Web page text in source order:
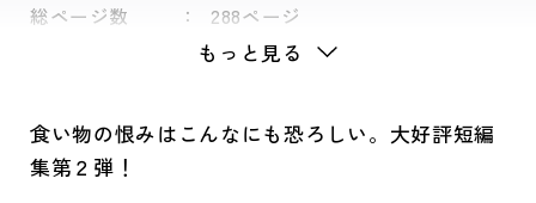
総ページ数 288ページ
もっと見る
食い物の恨みはこんなにも恐ろしい。大好評短編
集第２弾！